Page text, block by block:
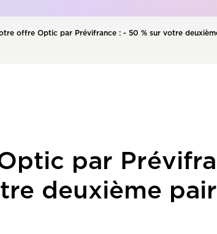
offre Optic par Prévifrance : - 50 % sur votre
par
deuxième